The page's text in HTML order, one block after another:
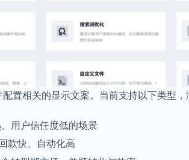
置相关的显示文案。当前支持以下类型
用户信任度低的场景
款快、自动化高